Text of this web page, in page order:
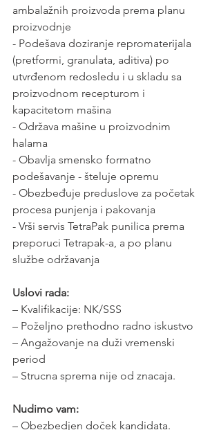
ambalažnih proizvoda prema planu
proizvodnje
- Podešava doziranje repromaterijala
(pretformi, granulata, aditiva) po
utvrđenom redosledu i u skladu sa
proizvodnom recepturom i
kapacitetom mašina
- Održava mašine u proizvodnim
halama
- Obavlja smensko formatno
podešavanje - šteluje opremu
- Obezbeđuje preduslove za početak
procesa punjenja i pakovanja
- Vrši servis TetraPak punilica prema
preporuci Tetrapak-a, a po planu
službe održavanja
Uslovi rada:
– Kvalifikacije: NK/SSS
– Poželjno prethodno radno iskustvo
– Angažovanje na duži vremenski
period
– Strucna sprema nije od znacaja.
Nudimo vam:
– Obezbedjen doček kandidata.